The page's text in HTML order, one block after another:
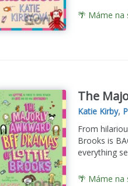
🌴 Máme na
The
Katie Kirby,
From
Brooks is
everything
🌴 Máme na